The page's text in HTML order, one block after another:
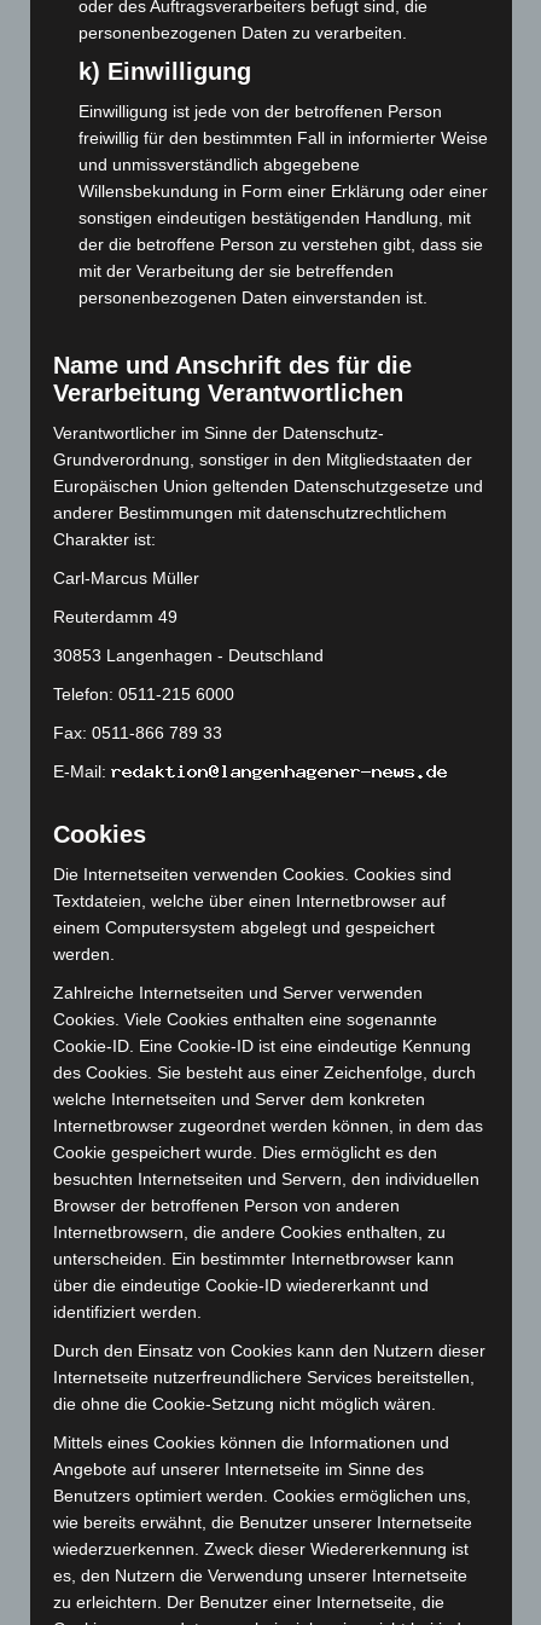
Mai 2026(99)
April 2026(99)
März 2026(115)
Februar 2026(109)
Januar 2026(122)
Dezember 2025(103)
November 2025(114)
Oktober 2025(112)
September 2025(93)
Juli 2025(90)
Juni 2025 (103)
Mai 2025(112)
April 2025(88)
März 2025(111)
Januar 2025(88)
Dezember 2024(89)
November 2024(94)
Oktober 2024(93)
September 2024(112)
August 2024(107)
Juni 2024(107)
Mai 2024(149)
April 2024
(102)
März 2024
Februar 2024(103)
Januar 2024(111)
Dezember 2023(130)
November 2023(130)
Oktober 2023(114)
September 2023(133)
August 2023(134)
Juli 2023(118)
Juni 2023(142)
Mai 2023(139)
April 2023(155)
März 2023(174)
Januar 2023(140)
Dezember 2022(130)
November 2022(167)
Oktober 2022(166)
September 2022(205)
oder des Auftragsverarbeiters befugt sind, die
personenbezogenen Daten zu verarbeiten.
k) Einwilligung
Einwilligung ist jede von der betroffenen Person
freiwillig für den bestimmten Fall in informierter Weise
und unmissverständlich abgegebene
Willensbekundung in Form einer Erklärung oder einer
sonstigen eindeutigen bestätigenden Handlung, mit
der die betroffene Person zu verstehen gibt, dass sie
mit der Verarbeitung der sie betreffenden
personenbezogenen Daten einverstanden ist.
Name und Anschrift des für die
Verarbeitung Verantwortlichen
Verantwortlicher im Sinne der Datenschutz-
Grundverordnung, sonstiger in den Mitgliedstaaten der
Europäischen Union geltenden Datenschutzgesetze und
anderer Bestimmungen mit datenschutzrechtlichem
Charakter ist:
Carl-Marcus Müller
Reuterdamm 49
30853 Langenhagen - Deutschland
Telefon: 0511-215 6000
Fax: 0511-866 789 33
E-Mail:
Cookies
Die Internetseiten verwenden Cookies. Cookies sind
Textdateien, welche über einen Internetbrowser auf
einem Computersystem abgelegt und gespeichert
werden.
Zahlreiche Internetseiten und Server verwenden
Cookies. Viele Cookies enthalten eine sogenannte
Cookie-ID. Eine Cookie-ID ist eine eindeutige Kennung
des Cookies. Sie besteht aus einer Zeichenfolge, durch
welche Internetseiten und Server dem konkreten
Internetbrowser zugeordnet werden können, in dem das
Cookie gespeichert wurde. Dies ermöglicht es den
besuchten Internetseiten und Servern, den individuellen
Browser der betroffenen Person von anderen
Internetbrowsern, die andere Cookies enthalten, zu
unterscheiden. Ein bestimmter Internetbrowser kann
über die eindeutige Cookie-ID wiedererkannt und
identifiziert werden.
Durch den Einsatz von Cookies kann den Nutzern dieser
Internetseite nutzerfreundlichere Services bereitstellen,
die ohne die Cookie-Setzung nicht möglich wären.
Mittels eines Cookies können die Informationen und
Angebote auf unserer Internetseite im Sinne des
Benutzers optimiert werden. Cookies ermöglichen uns,
wie bereits erwähnt, die Benutzer unserer Internetseite
wiederzuerkennen. Zweck dieser Wiedererkennung ist
es, den Nutzern die Verwendung unserer Internetseite
zu erleichtern. Der Benutzer einer Internetseite, die